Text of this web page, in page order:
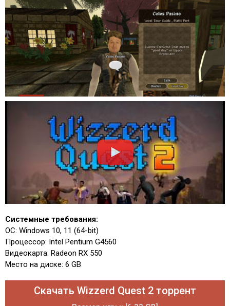
Системные требования:
ОС: Windows 10, 11 (64-bit)
Процессор: Intel Pentium G4560
Видеокарта: Radeon RX 550
Место на диске: 6 GB
Скачать Wizzerd Quest 2 торрент